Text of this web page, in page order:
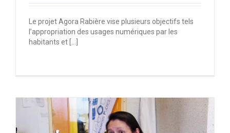
Le projet Agora Rabière vise plusieurs objectifs tels
l’appropriation des usages numériques par les
habitants et […]